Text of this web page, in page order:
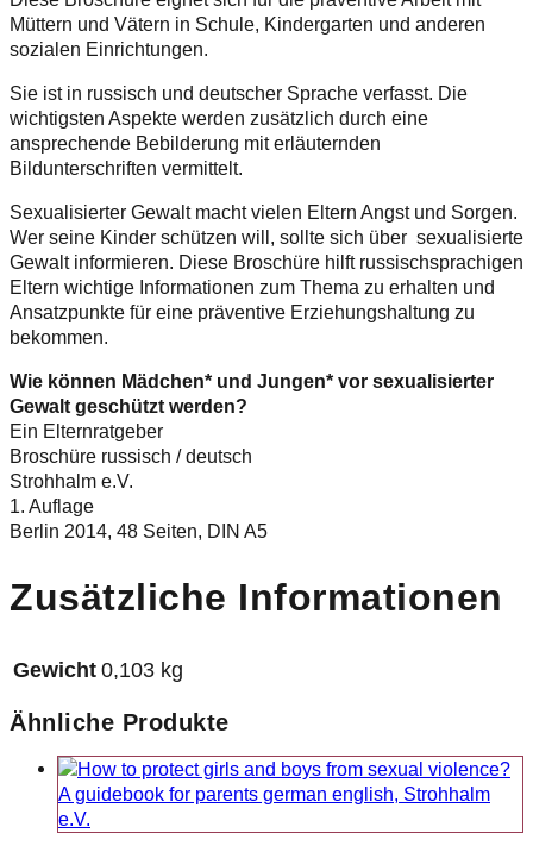
Müttern und Vätern in Schule, Kindergarten und anderen
sozialen Einrichtungen.
Sie ist in russisch und deutscher Sprache verfasst. Die
wichtigsten Aspekte werden zusätzlich durch eine
ansprechende Bebilderung mit erläuternden
Bildunterschriften vermittelt.
Sexualisierter Gewalt macht vielen Eltern Angst und Sorgen.
Wer seine Kinder schützen will, sollte sich über sexualisierte
Gewalt informieren. Diese Broschüre hilft russischsprachigen
Eltern wichtige Informationen zum Thema zu erhalten und
Ansatzpunkte für eine präventive Erziehungshaltung zu
bekommen.
Wie können Mädchen* und Jungen* vor sexualisierter
Gewalt geschützt werden?
Ein Elternratgeber
Broschüre russisch / deutsch
Strohhalm e.V.
1. Auflage
Berlin 2014, 48 Seiten, DIN A5
Zusätzliche Informationen
Gewicht 0,103 kg
Ähnliche Produkte